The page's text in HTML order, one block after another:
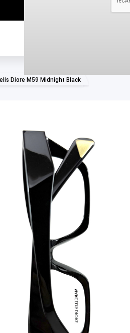
Diore M59 Midnight Black